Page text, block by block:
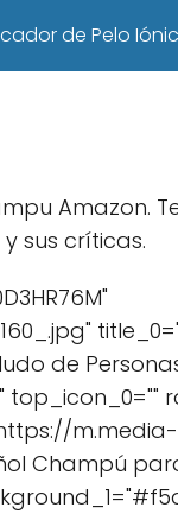
de Pelo
Amazon.
sus críticas.
de
m.media-
Champú